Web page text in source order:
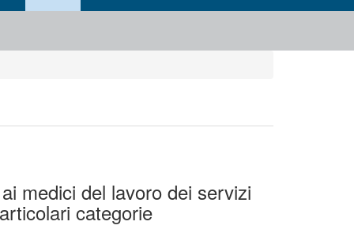
medici del lavoro dei servizi
categorie